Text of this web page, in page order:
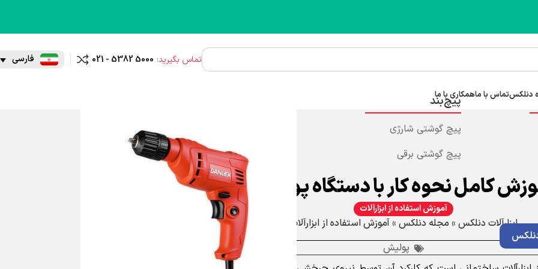
تماس بگیرید: 021 - 5382 5000 مقایسه فارسی
پیچ‌بند
پیچ گوشتی شارژی
پیچ گوشتی برقی
دنلکستماس با ما همکاری با ما
کامل نحوه کار با دستگاه پولیش
آموزش استفاده از ابزارآلات
ابزارآلات دنلکس»مجله دنلکس»آموزش استفاده از ابزارآلات
پولیش